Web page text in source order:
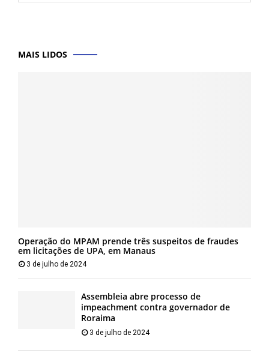
MAIS LIDOS
Operação do MPAM prende três suspeitos de fraudes
em licitações de UPA, em Manaus
3 de julho de 2024
Assembleia abre processo de
impeachment contra governador de
Roraima
3 de julho de 2024